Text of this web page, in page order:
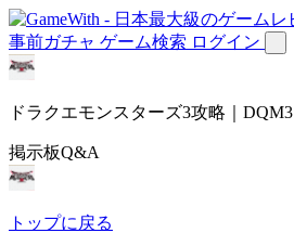
事前ガチャ ゲーム検索 ログイン
ドラクエモンスターズ3攻略｜DQM3
掲示板Q&A
トップに戻る